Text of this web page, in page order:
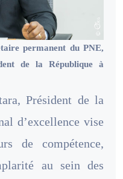
permanent du PNE,
de la République à
Président de la
d’excellence vise
de compétence,
au sein des